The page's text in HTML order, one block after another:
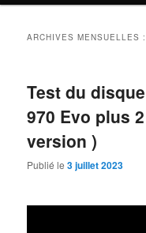
ARCHIVES MENSUELLES
Test du
970 Evo plus
version )
Publié le3 juillet 2023